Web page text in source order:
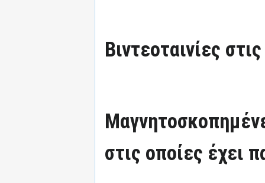
Βιντεοταινίες
στις οποίες έχει